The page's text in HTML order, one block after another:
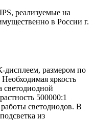
реализуемые на
в России г.
дисплеем, размером по
Необходимая яркость
светодиодной
500000:1
светодиодов. В
из